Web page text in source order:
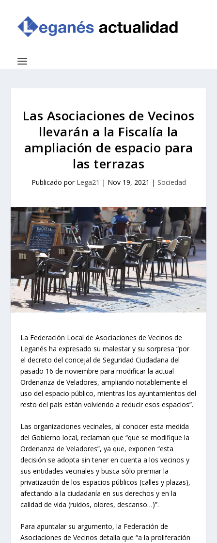
Las Asociaciones de Vecinos
llevarán a la Fiscalía la
ampliación de espacio para
las terrazas
Publicado por Lega21 | Nov 19, 2021 | Sociedad
La Federación Local de Asociaciones de Vecinos de
Leganés ha expresado su malestar y su sorpresa “por
el decreto del concejal de Seguridad Ciudadana del
pasado 16 de noviembre para modificar la actual
Ordenanza de Veladores, ampliando notablemente el
uso del espacio público, mientras los ayuntamientos del
resto del país están volviendo a reducir esos espacios”.
Las organizaciones vecinales, al conocer esta medida
del Gobierno local, reclaman que “que se modifique la
Ordenanza de Veladores”, ya que, exponen “esta
decisión se adopta sin tener en cuenta a los vecinos y
sus entidades vecinales y busca sólo premiar la
privatización de los espacios públicos (calles y plazas),
afectando a la ciudadanía en sus derechos y en la
calidad de vida (ruidos, olores, descanso…)”.
Para apuntalar su argumento, la Federación de
Asociaciones de Vecinos detalla que “a la proliferación